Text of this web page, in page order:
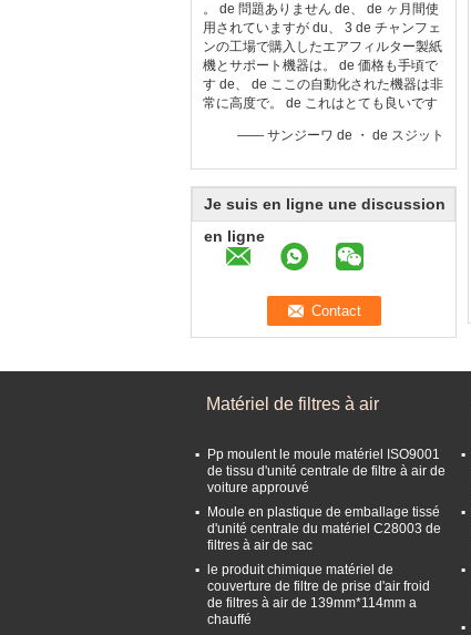
。 de 問題ありません de、 de ヶ月間使
用されていますが du、 3 de チャンフェ
ンの工場で購入したエアフィルター製紙
機とサポート機器は。 de 価格も手頃で
す de、 de ここの自動化された機器は非
常に高度で。 de これはとても良いです
—— サンジーワ de ・ de スジット
Je suis en ligne une discussion
en ligne
Matériel de filtres à air
Pp moulent le moule matériel ISO9001
de tissu d'unité centrale de filtre à air de
voiture approuvé
Moule en plastique de emballage tissé
d'unité centrale du matériel C28003 de
filtres à air de sac
le produit chimique matériel de
couverture de filtre de prise d'air froid
de filtres à air de 139mm*114mm a
chauffé